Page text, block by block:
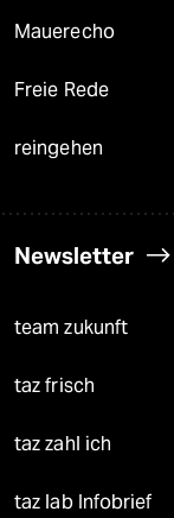
Mauerecho
Freie Rede
reingehen
Newsletter
team zukunft
taz frisch
taz zahl ich
taz lab Infobrief